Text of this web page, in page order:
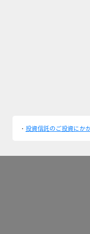
・ 投資信託のご投資にか